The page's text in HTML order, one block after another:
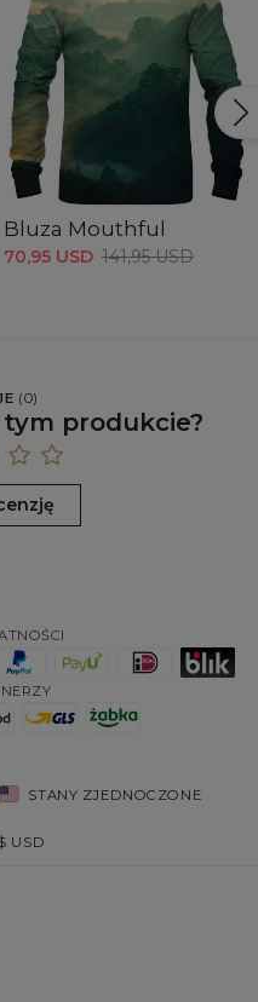
Bluza Mouthful
70,95 USD 141,95 USD
(0)
tym produkcie?
STANY ZJEDNOCZONE
$ USD